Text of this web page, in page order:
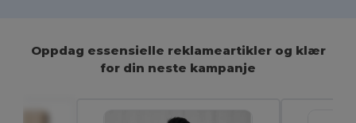
Oppdag essensielle reklameartikler og klær
for din neste kampanje